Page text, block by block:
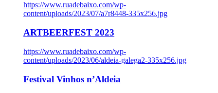
https://www.ruadebaixo.com/wp-
content/uploads/2023/07/a7r8448-335x256.jpg
ARTBEERFEST 2023
https://www.ruadebaixo.com/wp-
content/uploads/2023/06/aldeia-galega2-335x256.jpg
Festival Vinhos n’Aldeia